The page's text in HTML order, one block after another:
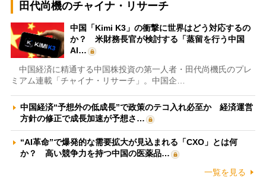
田代尚機のチャイナ・リサーチ
中国「Kimi K3」の衝撃に世界はどう対応するの
か？ 米財務長官が検討する「蒸留を行う中国
AI…
中国経済に精通する中国株投資の第一人者・田代尚機氏のプレ
ミアム連載「チャイナ・リサーチ」。中国企…
中国経済“予想外の低成長”で政策のテコ入れ必至か 経済運営
方針の修正で成長加速が予想さ…
“AI革命”で爆発的な需要拡大が見込まれる「CXO」とは何
か？ 高い競争力を持つ中国の医薬品…
一覧を見る